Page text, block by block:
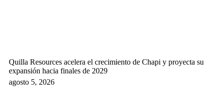
Quilla Resources acelera el crecimiento de Chapi y proyecta su
expansión hacia finales de 2029
agosto 5, 2026